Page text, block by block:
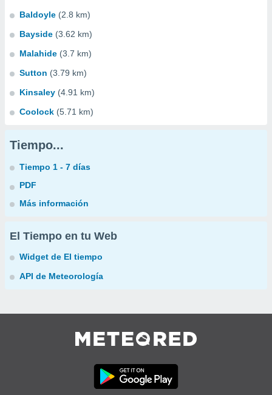
Baldoyle (2.8 km)
Bayside (3.62 km)
Malahide (3.7 km)
Sutton (3.79 km)
Kinsaley (4.91 km)
Coolock (5.71 km)
Tiempo...
Tiempo 1 - 7 días
PDF
Más información
El Tiempo en tu Web
Widget de El tiempo
API de Meteorología